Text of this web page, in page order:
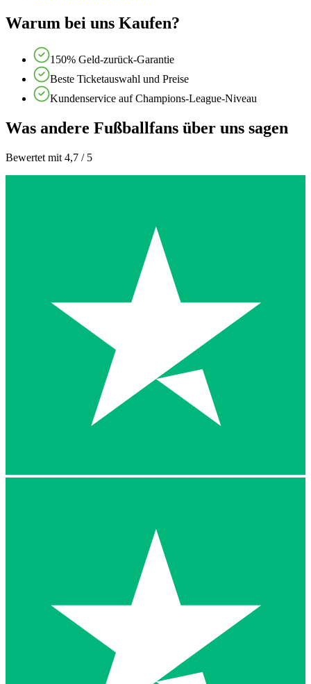
Warum bei uns Kaufen?
150% Geld-zurück-Garantie
Beste Ticketauswahl und Preise
Kundenservice auf Champions-League-Niveau
Was andere Fußballfans über uns sagen
Bewertet mit 4,7 / 5